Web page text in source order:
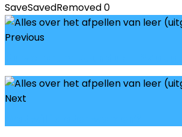
SaveSavedRemoved0
Previous
Next